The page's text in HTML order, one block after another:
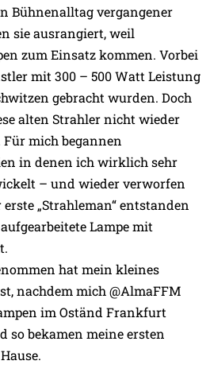
Bühnenalltag vergangener
sie ausrangiert, weil
zum Einsatz kommen. Vorbei
mit 300 – 500 Watt Leistung
gebracht wurden. Doch
alten Strahler nicht wieder
Für mich begannen
in denen ich wirklich sehr
– und wieder verworfen
erste „Strahleman“ entstanden
Lampe mit
hat mein kleines
nachdem mich @AlmaFFM
im Oständ Frankfurt
so bekamen meine ersten